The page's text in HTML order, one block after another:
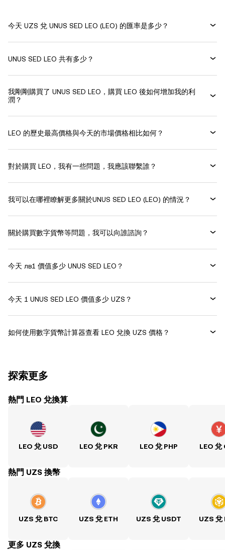
今天 UZS 兌 UNUS SED LEO (LEO) 的匯率是多少？
UNUS SED LEO 共有多少？
我剛剛購買了 UNUS SED LEO，購買 LEO 後如何增加我的利
潤？
LEO 的歷史最高價格與今天的市場價格相比如何？
對於購買 LEO，我有一些問題，我應該聯繫誰？
我可以在哪裡瞭解更多關於UNUS SED LEO (LEO) 的情況？
關於購買數字貨幣等問題，我可以向誰諮詢？
今天 лв1 價值多少 UNUS SED LEO？
今天 1 UNUS SED LEO 價值多少 UZS？
如何使用數字貨幣計算器查看 LEO 兌換 UZS 價格？
探索更多
熱門 LEO 兌換算
LEO 兌 USD LEO 兌 PKR LEO 兌 PHP LEO 兌
熱門 UZS 換幣
UZS 兌 BTC UZS 兌 ETH UZS 兌 USDT UZS 兌
ִִִִִִִִִִִִִִִִִִִִִִִִִִִִִִִִִִִִִִִִִִִִִִִִ更多 UZS 兌換